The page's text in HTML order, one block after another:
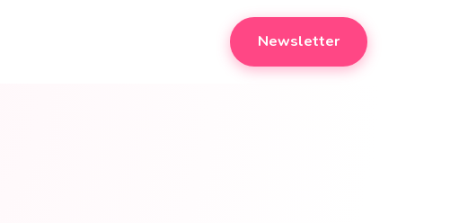
Newsletter